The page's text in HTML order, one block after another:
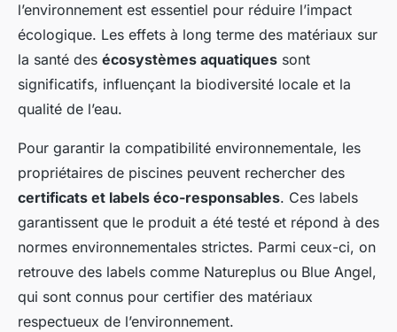
l’environnement est essentiel pour réduire l’impact
écologique. Les effets à long terme des matériaux sur
la santé des écosystèmes aquatiques sont
significatifs, influençant la biodiversité locale et la
qualité de l’eau.
Pour garantir la compatibilité environnementale, les
propriétaires de piscines peuvent rechercher des
certificats et labels éco-responsables. Ces labels
garantissent que le produit a été testé et répond à des
normes environnementales strictes. Parmi ceux-ci, on
retrouve des labels comme Natureplus ou Blue Angel,
qui sont connus pour certifier des matériaux
respectueux de l’environnement.